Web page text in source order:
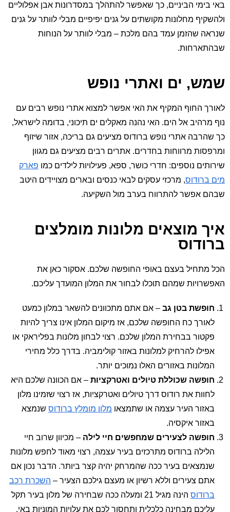
באי בימי הביניים, כך שאפשר להתהלך במסדרונות אבן אפלוליים
ולהשקיף מחלונות מקושתים על גנים יפיפיים מבלי לוותר על גנים
שנראה שהזמן עמד בהם מלכת – מבלי לוותר על הנוחות
שבהתארחות.
שמש, ים ואתרי נופש
לאורך החוף המקיף את האי אפשר למצוא אתרי נופש רבים עם
נוף מרהיב אל הים. האי נהנה מאקלים ים תיכוני, בדומה לישראל,
כך שהרבה אתרי נופש ברודוס מציעים גם בריכה, אזור שיזוף
ומרפסות מרווחות בחדרים. אתרים רבים מציעים גם מגוון
שירותים נוספים: חדרי כושר, ספא, פעילויות לילדים כמו פארק
מים ברודוס, מרכזי עסקים לבאי כנסים ובארים מצויידים היטב
שבהם אפשר להתרווח בערב מול השקיעה.
איך מוצאים מלונות מומלצים
ברודוס
הכל מתחיל בעצם באופי החופשה שלכם. אסקור כאן את
האפשרויות שמהם תוכלו לבחור את המלון המועדך עליכם.
חופשת בטן גב – אם אתם מתכוונים להשאר במלון כמעט
לאורך כח החופשה שלכם, אז מיקום המלון אינו צריך להיות
פקטור בבחירת המלון שלכם. רצוי לבחון מלונות בפליראקי או
אפילו להרחיק למלונות באזור קולימביה. בדרך כלל מחירי
המלונות באזורים האלו נמוכים יותר.
חופשה שכוללת טיולים ואטרקציות – אם הכוונה שלכם היא
לחוות את רודוס דרך טיולים ואטרקציות, אז רצוי שזמינו מלון
באזור העיר עצמה או שתמצאו מלון מומלץ ברודוס שנמצא
באזור איקסיה.
חופשה לצעירים שמחפשים חיי לילה – מכיוון שרוב חיי
הלילה ברודוס מתרכזים בעיר עצמה, רצוי מאוד לחפש מלונות
שנמצאים בעיר ככה שהמרחק יהיה קצר ביותר. הדבר נכון אם
אתם צעירים וללא רשיון או מעצם גילכם הצעיר – השכרת רכב
ברודוס
הינה מגיל 21 ומעלה ככה שבחירה של מלון בעיר תקל
עליכם מבחינה כלכלית ותחסוך לכם את עלויות המוניות באי.